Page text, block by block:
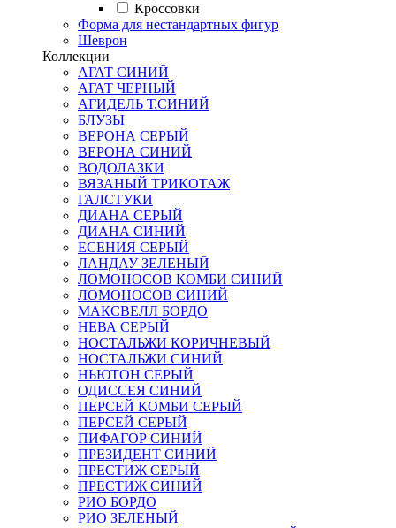
Кроссовки
Форма для нестандартных фигур
Шеврон
Коллекции
АГАТ СИНИЙ
АГАТ ЧЕРНЫЙ
АГИДЕЛЬ Т.СИНИЙ
БЛУЗЫ
ВЕРОНА СЕРЫЙ
ВЕРОНА СИНИЙ
ВОДОЛАЗКИ
ВЯЗАНЫЙ ТРИКОТАЖ
ГАЛСТУКИ
ДИАНА СЕРЫЙ
ДИАНА СИНИЙ
ЕСЕНИЯ СЕРЫЙ
ЛАНДАУ ЗЕЛЕНЫЙ
ЛОМОНОСОВ КОМБИ СИНИЙ
ЛОМОНОСОВ СИНИЙ
МАКСВЕЛЛ БОРДО
НЕВА СЕРЫЙ
НОСТАЛЬЖИ КОРИЧНЕВЫЙ
НОСТАЛЬЖИ СИНИЙ
НЬЮТОН СЕРЫЙ
ОДИССЕЯ СИНИЙ
ПЕРСЕЙ КОМБИ СЕРЫЙ
ПЕРСЕЙ СЕРЫЙ
ПИФАГОР СИНИЙ
ПРЕЗИДЕНТ СИНИЙ
ПРЕСТИЖ СЕРЫЙ
ПРЕСТИЖ СИНИЙ
РИО БОРДО
РИО ЗЕЛЕНЫЙ